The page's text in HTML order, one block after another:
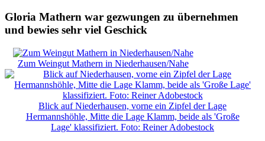
Gloria Mathern war gezwungen zu übernehmen
und bewies sehr viel Geschick
Zum Weingut Mathern in Niederhausen/Nahe
Blick auf Niederhausen, vorne ein Zipfel der Lage
Hermannshöhle, Mitte die Lage Klamm, beide als 'Große
Lage' klassifiziert. Foto: Reiner Adobestock